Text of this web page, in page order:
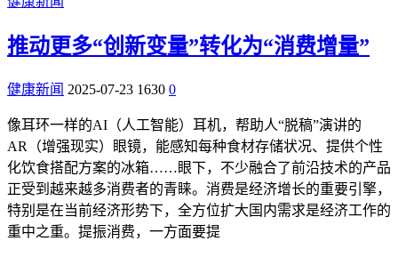
推动更多“创新变量”转化为“消费增量”
健康新闻 2025-07-23 1630 0
像耳环一样的AI（人工智能）耳机，帮助人“脱稿”演讲的
AR（增强现实）眼镜，能感知每种食材存储状况、提供个性
化饮食搭配方案的冰箱……眼下，不少融合了前沿技术的产品
正受到越来越多消费者的青睐。消费是经济增长的重要引擎，
特别是在当前经济形势下，全方位扩大国内需求是经济工作的
重中之重。提振消费，一方面要提